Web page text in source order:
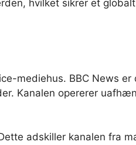
hvilket sikrer et
mediehus. BBC News er
Kanalen opererer
adskiller kanalen fra